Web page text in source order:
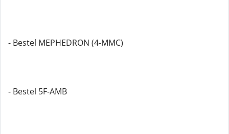
- Bestel MEPHEDRON (4-MMC)
- Bestel 5F-AMB